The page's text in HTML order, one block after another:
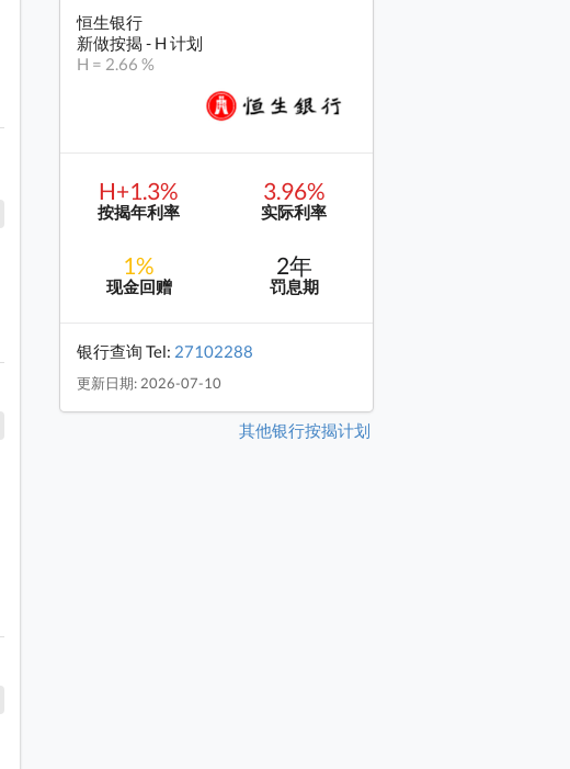
恒生银行
新做按揭 - H 计划
H = 2.66 %
H+1.3%
按揭年利率
3.96%
实际利率
1%
现金回赠
2年
罚息期
银行查询 Tel: 27102288
更新日期: 2026-07-10
其他银行按揭计划